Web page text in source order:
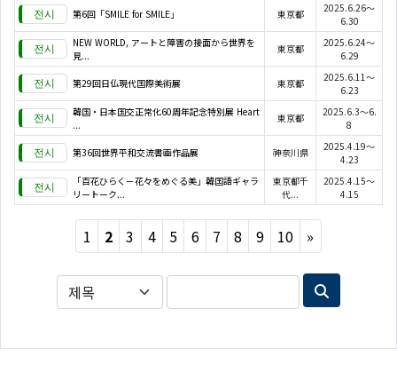
第6回「SMILE for SMILE」 東京都
2025.6.26～
6.30
NEW WORLD, アートと障害の接面から世界を
見...
東京都
2025.6.24～
6.29
第29回日仏現代国際美術展 東京都
2025.6.11～
6.23
韓国・日本国交正常化60周年記念特別展 Heart
...
東京都
2025.6.3～6.
8
第36回世界平和交流書画作品展 神奈川県
2025.4.19～
4.23
「百花ひらく－花々をめぐる美」韓国語ギャラ
リートーク...
東京都千
代...
2025.4.15～
4.15
1 2 3 4 5 6 7 8 9 10 »